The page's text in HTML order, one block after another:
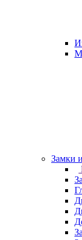
Замки